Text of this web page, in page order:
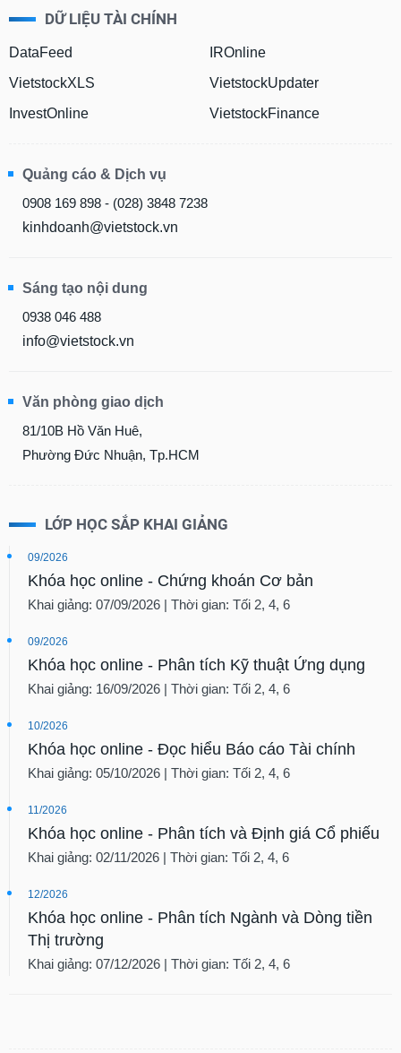
DỮ LIỆU TÀI CHÍNH
DataFeed
VietstockXLS
InvestOnline
IROnline
VietstockUpdater
VietstockFinance
Quảng cáo & Dịch vụ
0908 169 898 - (028) 3848 7238
kinhdoanh@vietstock.vn
Sáng tạo nội dung
0938 046 488
info@vietstock.vn
Văn phòng giao dịch
81/10B Hồ Văn Huê,
Phường Đức Nhuận, Tp.HCM
LỚP HỌC SẮP KHAI GIẢNG
09/2026
Khóa học online - Chứng khoán Cơ bản
Khai giảng: 07/09/2026 | Thời gian: Tối 2, 4, 6
09/2026
Khóa học online - Phân tích Kỹ thuật Ứng dụng
Khai giảng: 16/09/2026 | Thời gian: Tối 2, 4, 6
10/2026
Khóa học online - Đọc hiểu Báo cáo Tài chính
Khai giảng: 05/10/2026 | Thời gian: Tối 2, 4, 6
11/2026
Khóa học online - Phân tích và Định giá Cổ phiếu
Khai giảng: 02/11/2026 | Thời gian: Tối 2, 4, 6
12/2026
Khóa học online - Phân tích Ngành và Dòng tiền
Thị trường
Khai giảng: 07/12/2026 | Thời gian: Tối 2, 4, 6